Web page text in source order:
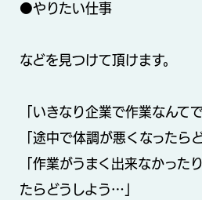
●やりたい仕事
などを見つけて頂けます。
「いきなり企業で作業なんて
「途中で体調が悪くなったら
「作業がうまく出来なかった
たらどうしよう…」